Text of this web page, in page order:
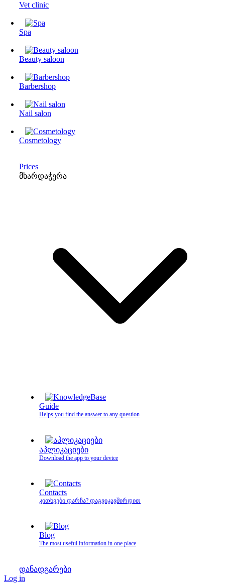
Vet clinic
Spa
Beauty saloon
Barbershop
Nail salon
Cosmetology
Prices
მხარდაჭერა
Guide
Helps you find the answer to any question
აპლიკაციები
Download the app to your device
Contacts
კითხვები დარჩა? დაგვიკავშირდით
Blog
The most useful information in one place
დანადგარები
Log in